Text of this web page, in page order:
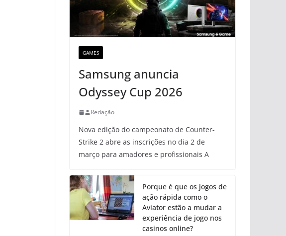
GAMES
Samsung anuncia
Odyssey Cup 2026
Redação
Nova edição do campeonato de Counter-
Strike 2 abre as inscrições no dia 2 de
março para amadores e profissionais A
Porque é que os jogos de
ação rápida como o
Aviator estão a mudar a
experiência de jogo nos
casinos online?